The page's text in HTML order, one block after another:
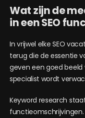
Wat zijn de
in een SEO
In vrijwel elke SEO
terug die de essentie
geven een goed beeld
specialist wordt
Keyword research